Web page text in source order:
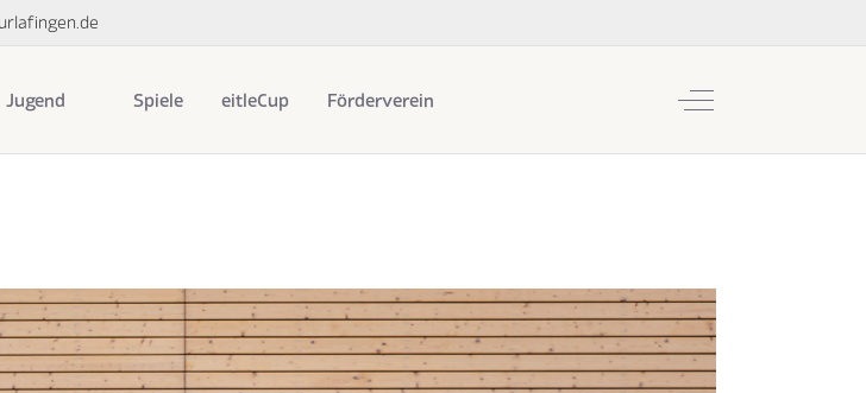
Jugend Spiele eitleCup Förderverein Off-Canvas Toggle